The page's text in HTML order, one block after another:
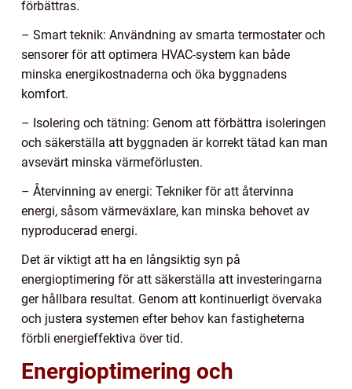
förbättras.
– Smart teknik: Användning av smarta termostater och
sensorer för att optimera HVAC-system kan både
minska energikostnaderna och öka byggnadens
komfort.
– Isolering och tätning: Genom att förbättra isoleringen
och säkerställa att byggnaden är korrekt tätad kan man
avsevärt minska värmeförlusten.
– Återvinning av energi: Tekniker för att återvinna
energi, såsom värmeväxlare, kan minska behovet av
nyproducerad energi.
Det är viktigt att ha en långsiktig syn på
energioptimering för att säkerställa att investeringarna
ger hållbara resultat. Genom att kontinuerligt övervaka
och justera systemen efter behov kan fastigheterna
förbli energieffektiva över tid.
Energioptimering och